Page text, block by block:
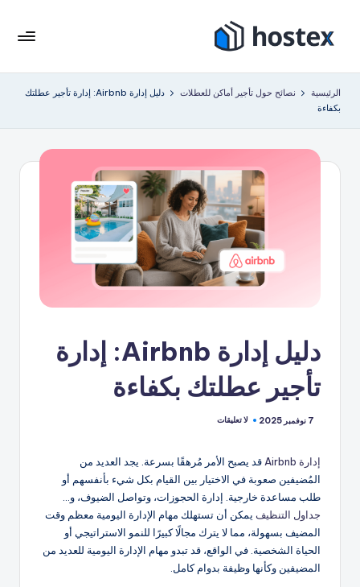
التجاوز
المحتوى
ست
ك
عطلتك
الآلي
باستخدام
الرئيسية نصائح حول تأجير أماكن للعطلات
دليل إدارة Airbnb: إدارة تأجير عطلتك
بكفاءة
دليل إدارة Airbnb: إدارة
تأجير عطلتك بكفاءة
7 نوفمبر 2025 لا تعليقات
إدارة Airbnb
قد يصبح الأمر مُرهقًا بسرعة. يجد العديد من
المُضيفين صعوبة في الاختيار بين القيام بكل شيء بأنفسهم أو
طلب مساعدة خارجية. إدارة الحجوزات، وتواصل الضيوف، و...
جداول التنظيف يمكن أن تستهلك مهام الإدارة اليومية معظم وقت
المضيف بسهولة، مما لا يترك مجالًا كبيرًا للنمو الاستراتيجي أو
الحياة الشخصية. في الواقع، قد تبدو مهام الإدارة اليومية للعديد من
المضيفين وكأنها وظيفة بدوام كامل.